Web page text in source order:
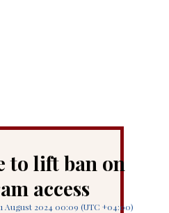
to lift ban on
access
August 2024 00:09 (UTC +04:00)